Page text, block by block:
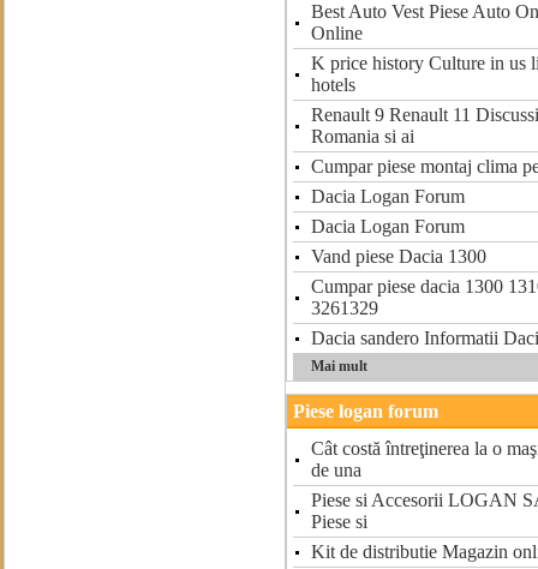
Best Auto Vest Piese Auto
Online
K price history Culture in us
hotels
Renault 9 Renault 11
Romania si ai
Cumpar piese montaj clima
Dacia Logan Forum
Dacia Logan Forum
Vand piese Dacia 1300
Cumpar piese dacia 1300
3261329
Dacia sandero Informatii
Mai mult
Piese logan forum
Cât costă întreţinerea la o
de una
Piese si Accesorii LOGAN
Piese si
Kit de distributie Magazin